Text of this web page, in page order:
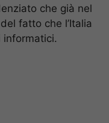
che già nel
fatto che l’Italia
informatici.